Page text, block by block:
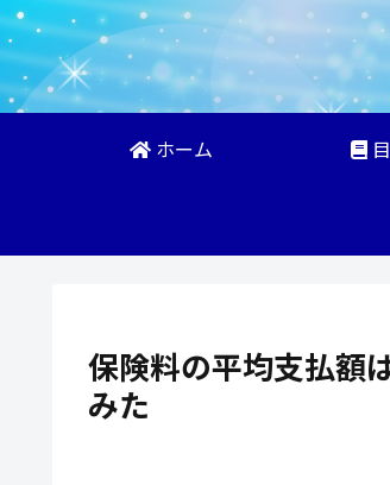
ホーム
保険料の平均支払額
みた